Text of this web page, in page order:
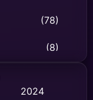
(78)
(8)
2024